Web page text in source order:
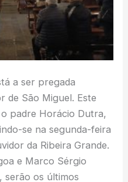
a ser pregada
de São Miguel. Este
padre Horácio Dutra,
se na segunda-feira
da Ribeira Grande.
e Marco Sérgio
serão os últimos